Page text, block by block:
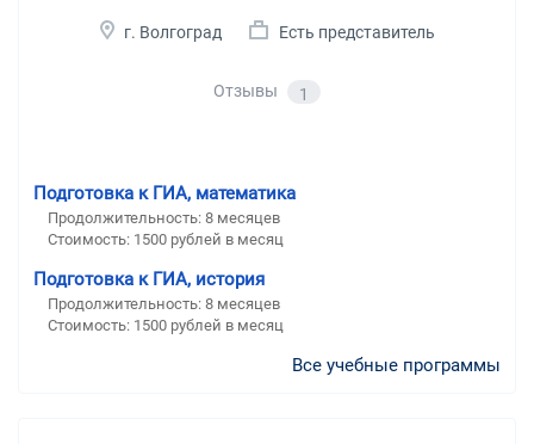
г. Волгоград Есть представитель
Отзывы 1
Подготовка к ГИА, математика
Продолжительность: 8 месяцев
Стоимость: 1500 рублей в месяц
Подготовка к ГИА, история
Продолжительность: 8 месяцев
Стоимость: 1500 рублей в месяц
Все учебные программы